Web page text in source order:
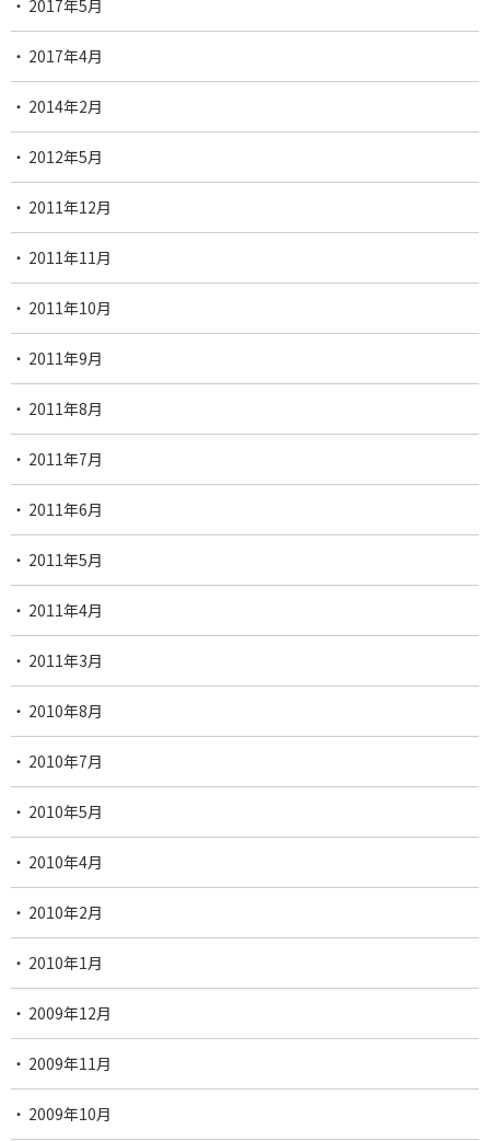
2017年5月
2017年4月
2014年2月
2012年5月
2011年12月
2011年11月
2011年10月
2011年9月
2011年8月
2011年7月
2011年6月
2011年5月
2011年4月
2011年3月
2010年8月
2010年7月
2010年5月
2010年4月
2010年2月
2010年1月
2009年12月
2009年11月
2009年10月